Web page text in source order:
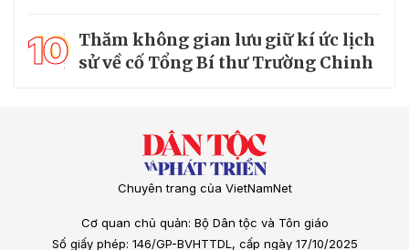
10 Thăm không gian lưu giữ kí ức lịch
sử về cố Tổng Bí thư Trường Chinh
Chuyên trang của VietNamNet
Cơ quan chủ quản: Bộ Dân tộc và Tôn giáo
Số giấy phép: 146/GP-BVHTTDL, cấp ngày 17/10/2025